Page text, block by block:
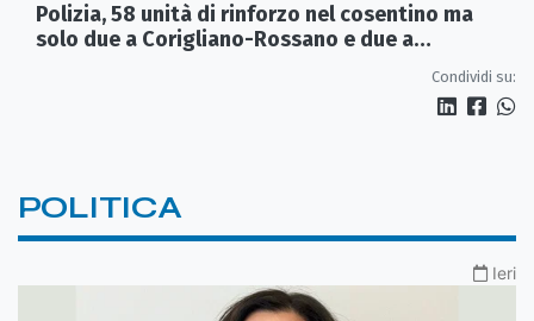
Polizia, 58 unità di rinforzo nel cosentino ma
solo due a Corigliano-Rossano e due a
Condividi su:
POLITICA
Ieri